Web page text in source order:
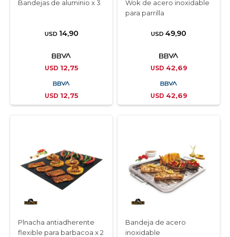
Bandejas de aluminio x 3
USD 14,90
USD 12,75
USD 12,75
Wok de acero inoxidable
para parrilla
USD 49,90
USD 42,69
USD 42,69
Plnacha antiadherente
flexible para barbacoa x 2
Bandeja de acero
inoxidable